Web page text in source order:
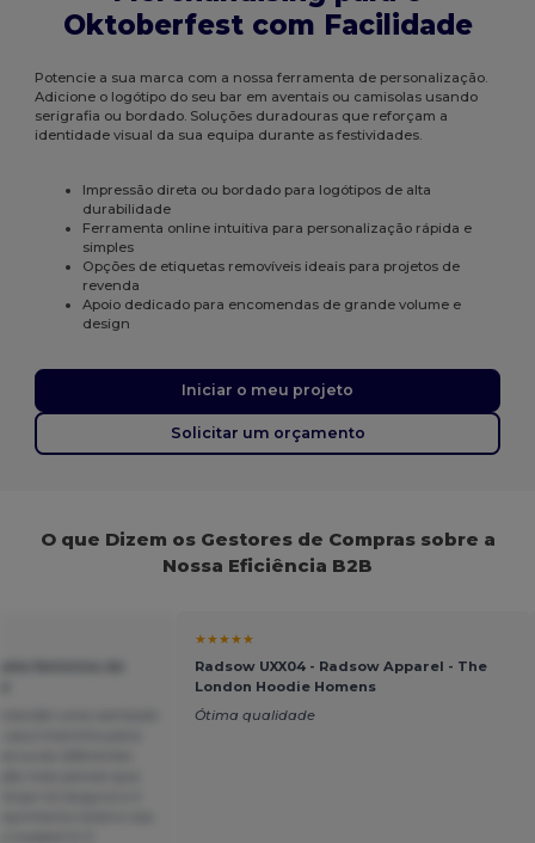
Oktoberfest com Facilidade
Potencie a sua marca com a nossa ferramenta de personalização.
Adicione o logótipo do seu bar em aventais ou camisolas usando
serigrafia ou bordado. Soluções duradouras que reforçam a
identidade visual da sua equipa durante as festividades.
Impressão direta ou bordado para logótipos de alta
durabilidade
Ferramenta online intuitiva para personalização rápida e
simples
Opções de etiquetas removíveis ideais para projetos de
revenda
Apoio dedicado para encomendas de grande volume e
design
Iniciar o meu projeto
Solicitar um orçamento
O que Dizem os Gestores de Compras sobre a
Nossa Eficiência B2B
★★★★★
Radsow UXX04 - Radsow Apparel - The
London Hoodie Homens
Ótima qualidade